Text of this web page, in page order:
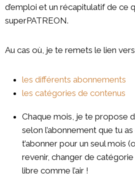
d’emploi et un récapitulatif de ce
superPATREON.
Au cas où, je te remets le lien vers
les différents abonnements
les catégories de contenus
Chaque mois, je te propose
selon l’abonnement que tu
t’abonner pour un seul mois
revenir, changer de catégorie
libre comme l’air !